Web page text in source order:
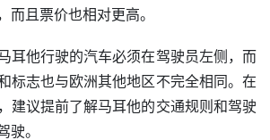
而且票价也相对更高。
耳他行驶的汽车必须在驾驶员左侧，而
标志也与欧洲其他地区不完全相同。在
建议提前了解马耳他的交通规则和驾驶
驶。